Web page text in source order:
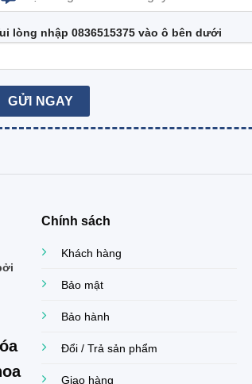
lòng nhập 0836515375 vào ô bên dưới
Chính sách
Khách hàng
Bảo mật
Bảo hành
Đổi / Trả sản phẩm
Giao hàng